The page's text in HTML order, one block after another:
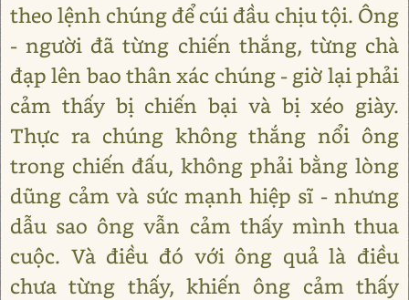
theo lệnh chúng để cúi đầu chịu tội. Ông
- người đã từng chiến thắng, từng chà
đạp lên bao thân xác chúng - giờ lại phải
cảm thấy bị chiến bại và bị xéo giày.
Thực ra chúng không thắng nổi ông
trong chiến đấu, không phải bằng lòng
dũng cảm và sức mạnh hiệp sĩ - nhưng
dẫu sao ông vẫn cảm thấy mình thua
cuộc. Và điều đó với ông quả là điều
chưa từng thấy, khiến ông cảm thấy